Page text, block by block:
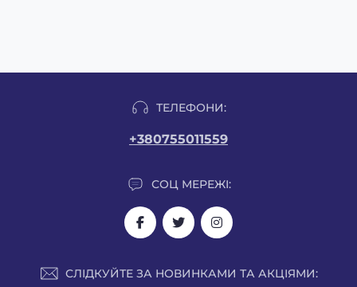
ТЕЛЕФОНИ:
+380755011559
СОЦ МЕРЕЖІ:
СЛІДКУЙТЕ ЗА НОВИНКАМИ ТА АКЦІЯМИ: